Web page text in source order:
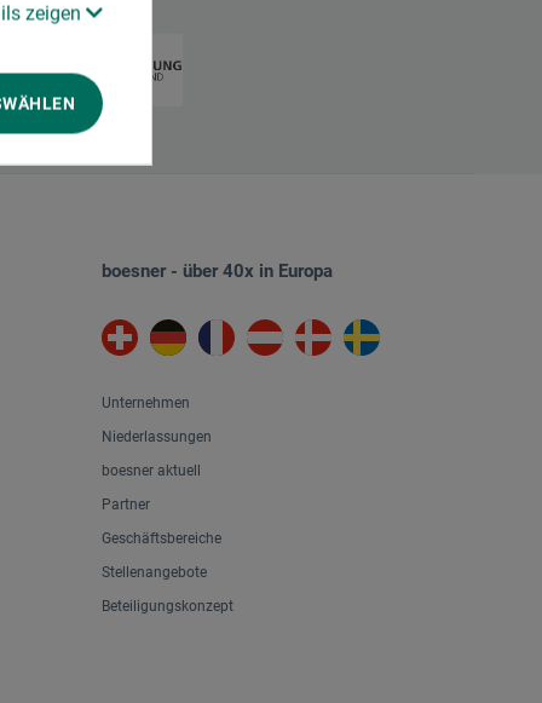
zeigen
boesner - über 40x in Europa
Unternehmen
Niederlassungen
boesner aktuell
Partner
Geschäftsbereiche
Stellenangebote
Beteiligungskonzept